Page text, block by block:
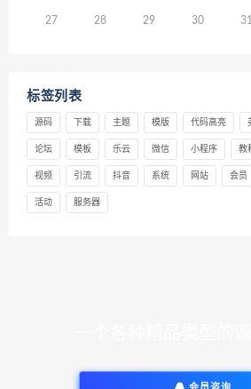
27 28 29 30 31
标签列表
源码 下载 主题 模版 代码高亮
论坛 模板 乐云 微信 小程序 教
视频 引流 抖音 系统 网站 会员
活动 服务器